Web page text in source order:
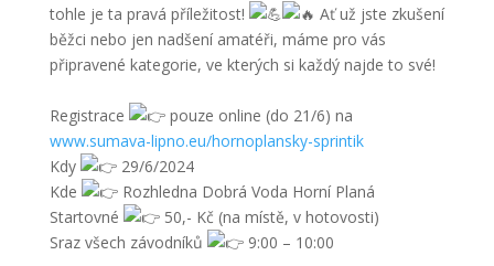
tohle je ta pravá příležitost!
Ať už jste zkušení
běžci nebo jen nadšení amatéři, máme pro vás
připravené kategorie, ve kterých si každý najde to své!
Registrace
pouze online (do 21/6) na
www.sumava-lipno.eu/hornoplansky-sprintik
Kdy
29/6/2024
Kde
Rozhledna Dobrá Voda Horní Planá
Startovné
50,- Kč (na místě, v hotovosti)
Sraz všech závodníků
9:00 – 10:00